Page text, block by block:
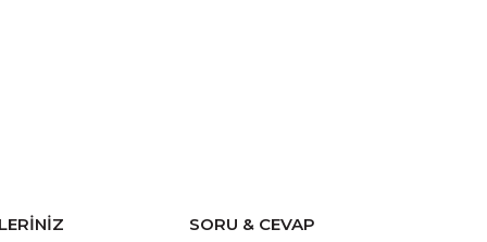
SORU & CEVAP